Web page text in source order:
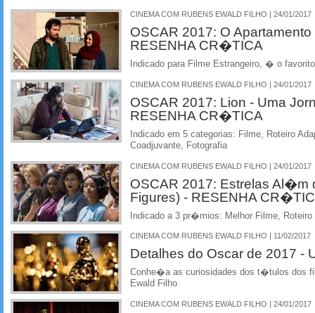
CINEMA COM RUBENS EWALD FILHO | 24/01/2017
OSCAR 2017: O
RESENHA CR�TICA
Indicado para Filme Estrangeiro, � o
CINEMA COM RUBENS EWALD FILHO | 24/01/2017
OSCAR 2017: Lion - Uma
RESENHA CR�TICA
Indicado em 5 categorias: Filme, Roteiro
Coadjuvante, Fotografia
CINEMA COM RUBENS EWALD FILHO | 24/01/2017
OSCAR 2017: Estrelas Al�m
Figures) - RESENHA
Indicado a 3 pr�mios: Melhor Filme,
CINEMA COM RUBENS EWALD FILHO | 11/02/2017
Detalhes do Oscar de 2017 -
Conhe�a as curiosidades dos t�tulos dos
Ewald Filho
CINEMA COM RUBENS EWALD FILHO | 24/01/2017